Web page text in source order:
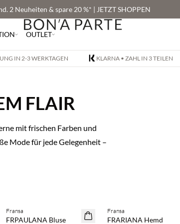
2 Neuheiten & spare 20 %* | JETZT SHOPPEN
OUTLET
IN 2-3 WERKTAGEN KLARNA • ZAHL IN 3 TEILEN
FLAIR
mit frischen Farben und
Mode für jede Gelegenheit –
NEUHEITEN
Fransa
FRPAULANA Bluse
NEUHEITEN
Fransa
FRARIANA Hemd